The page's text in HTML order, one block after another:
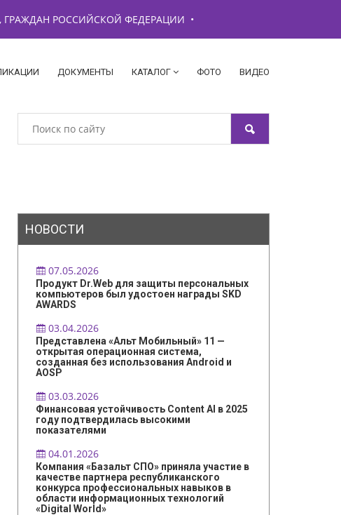
РОССИЙСКОЙ ФЕДЕРАЦИИ •
ДОКУМЕНТЫ КАТАЛОГ ФОТО ВИДЕО
НОВОСТИ
07.05.2026
Продукт Dr.Web для защиты персональных
компьютеров был удостоен награды SKD
AWARDS
03.04.2026
Представлена «Альт Мобильный» 11 —
открытая операционная система,
созданная без использования Android и
AOSP
03.03.2026
Финансовая устойчивость Content AI в 2025
году подтвердилась высокими
показателями
04.01.2026
Компания «Базальт СПО» приняла участие в
качестве партнера республиканского
конкурса профессиональных навыков в
области информационных технологий
«Digital World»